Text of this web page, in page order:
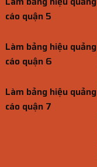
cáo quận 5
Làm bảng hiệu quảng
cáo quận 6
Làm bảng hiệu quảng
cáo quận 7